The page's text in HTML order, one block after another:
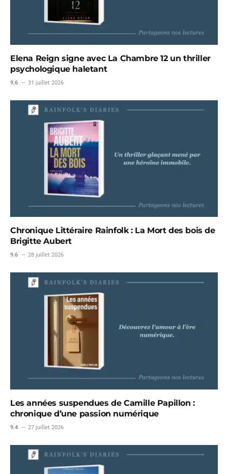
Elena Reign signe avec La Chambre 12 un thriller
psychologique haletant
9.6 31 juillet 2026
Chronique Littéraire Rainfolk : La Mort des bois de
Brigitte Aubert
9.6 28 juillet 2026
Les années suspendues de Camille Papillon :
chronique d’une passion numérique
9.4 27 juillet 2026